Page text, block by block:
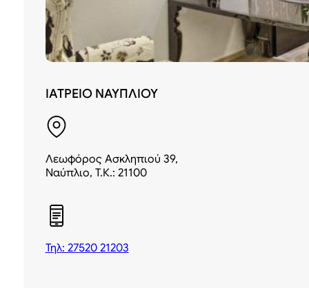
ΙΑΤΡΕΙΟ ΝΑΥΠΛΙΟΥ
Λεωφόρος Ασκληπιού 39,
Ναύπλιο, Τ.Κ.: 21100
Τηλ: 27520 21203